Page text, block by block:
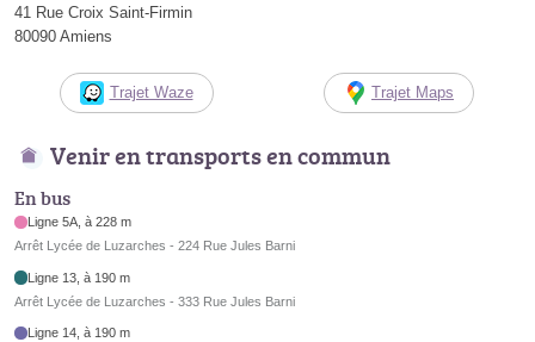
41 Rue Croix Saint-Firmin
80090 Amiens
Trajet Waze Trajet Maps
Venir en transports en commun
En bus
Ligne 5A, à 228 m
Arrêt Lycée de Luzarches - 224 Rue Jules Barni
Ligne 13, à 190 m
Arrêt Lycée de Luzarches - 333 Rue Jules Barni
Ligne 14, à 190 m